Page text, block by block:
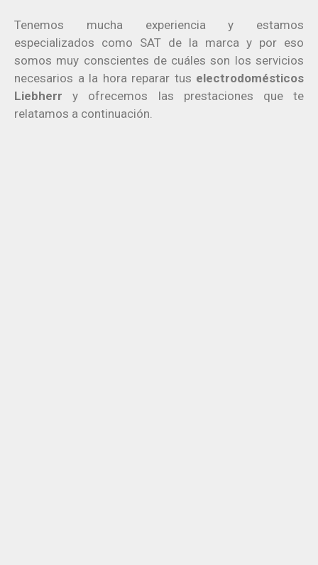
Tenemos mucha experiencia y estamos
especializados como SAT de la marca y por eso
somos muy conscientes de cuáles son los servicios
necesarios a la hora reparar tus electrodomésticos
Liebherr y ofrecemos las prestaciones que te
relatamos a continuación.